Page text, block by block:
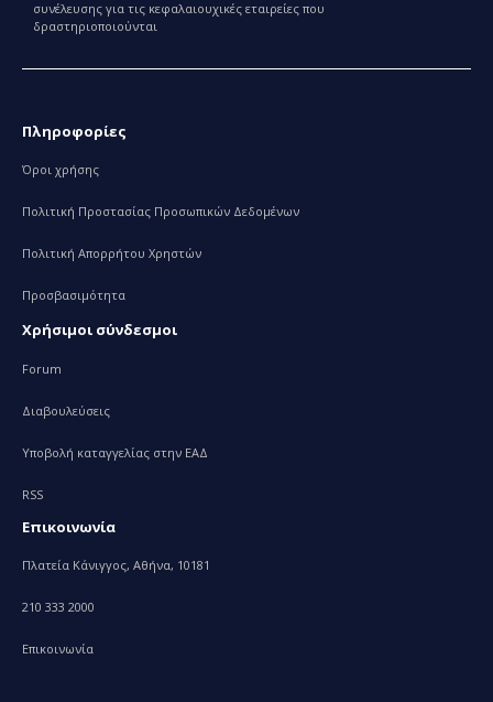
συνέλευσης για τις κεφαλαιουχικές εταιρείες που
δραστηριοποιούνται
Πληροφορίες
Όροι χρήσης
Πολιτική Προστασίας Προσωπικών Δεδομένων
Πολιτική Απορρήτου Χρηστών
Προσβασιμότητα
Χρήσιμοι σύνδεσμοι
Forum
Διαβουλεύσεις
Υποβολή καταγγελίας στην ΕΑΔ
RSS
Επικοινωνία
Πλατεία Κάνιγγος, Αθήνα, 10181
210 333 2000
Επικοινωνία